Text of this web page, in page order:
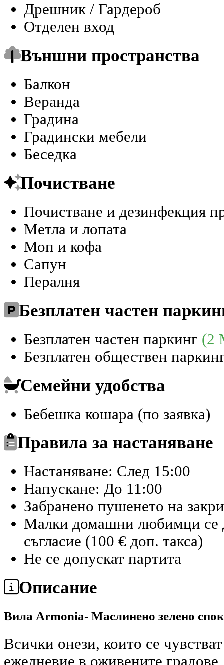
Дрешник / Гардероб
Отделен вход
Външни пространства
Балкон
Веранда
Градина
Градински мебели
Беседка
Почистване
Почистване и дезинфекция
Метла и лопата
Моп и кофа
Сапун
Пералня
Безплатен частен
Безплатен частен паркинг (2
Безплатен обществен
Семейни удобства
Бебешка кошара (по заявка)
Правила за настаняване
Настаняване: След 15:00
Напускане: До 11:00
Забранено пушенето на
Малки домашни любимци се
съгласие (100 € доп. такса)
Не се допускат партита
Описание
Вила Armonia- Маслинено зелено
Всички онези, които се
ежедневие в оживените